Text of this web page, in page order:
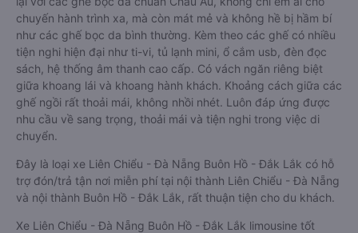
chuyến hành trình xa, mà còn mát mẻ và không hề bị hầm bí
như các ghế bọc da bình thường. Kèm theo các ghế có nhiều
tiện nghi hiện đại như ti-vi, tủ lạnh mini, ổ cắm usb, đèn đọc
sách, hệ thống âm thanh cao cấp. Có vách ngăn riêng biệt
giữa khoang lái và khoang hành khách. Khoảng cách giữa các
ghế ngồi rất thoải mái, không nhồi nhét. Luôn đáp ứng được
nhu cầu về sang trọng, thoải mái và tiện nghi trong việc di
chuyển.
Đây là loại xe Liên Chiểu - Đà Nẵng Buôn Hồ - Đắk Lắk có hỗ
trợ đón/trả tận nơi miễn phí tại nội thành Liên Chiểu - Đà Nẵng
và nội thành Buôn Hồ - Đắk Lắk, rất thuận tiện cho du khách.
Xe Liên Chiểu - Đà Nẵng Buôn Hồ - Đắk Lắk limousine tốt